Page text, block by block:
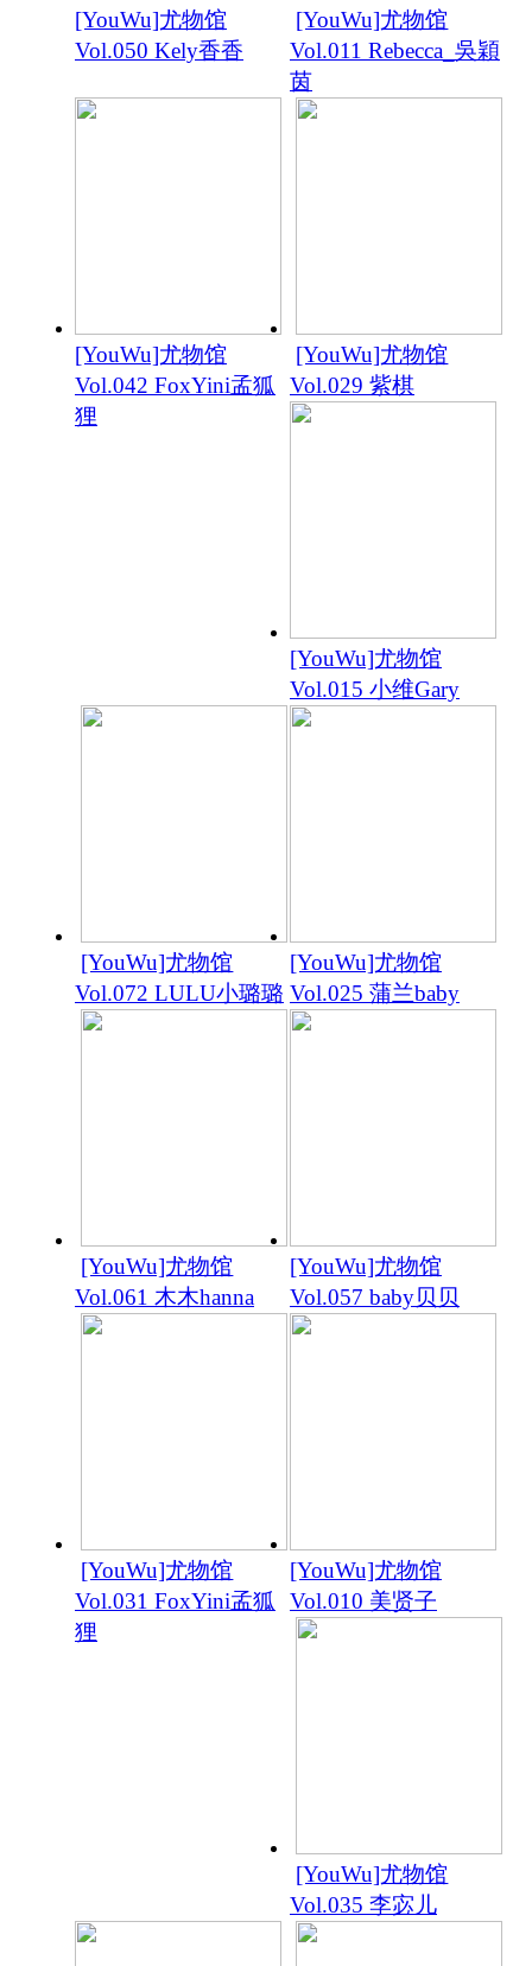
[YouWu]尤物馆
Vol.050 Kely香香
[YouWu]尤物馆
Vol.011 Rebecca_吳穎
茵
[YouWu]尤物馆
Vol.042 FoxYini孟狐
狸
[YouWu]尤物馆
Vol.029 紫棋
[YouWu]尤物馆
Vol.015 小维Gary
[YouWu]尤物馆
Vol.072 LULU小璐璐
[YouWu]尤物馆
Vol.025 蒲兰baby
[YouWu]尤物馆
Vol.061 木木hanna
[YouWu]尤物馆
Vol.057 baby贝贝
[YouWu]尤物馆
Vol.031 FoxYini孟狐
狸
[YouWu]尤物馆
Vol.010 美贤子
[YouWu]尤物馆
Vol.035 李宓儿